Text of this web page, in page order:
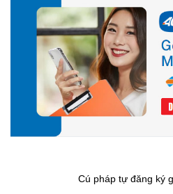
Cú pháp tự đăng ký